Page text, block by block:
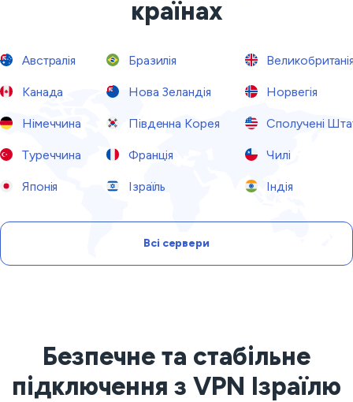
країнах
Австралія Бразилія
Канада Нова Зеландія Норвегія
Німеччина Південна Корея Сполучені
Туреччина Франція Чилі
Японія Ізраїль Індія
Всі сервери
Безпечне та стабільне
підключення з VPN Ізраїлю